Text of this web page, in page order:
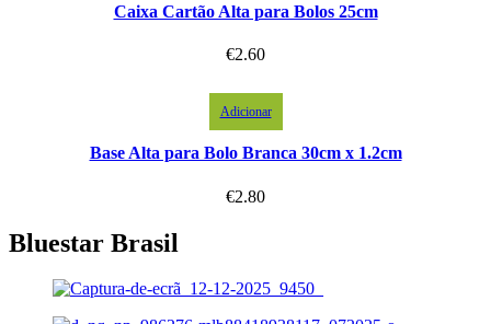
Caixa Cartão Alta para Bolos 25cm
€2.60
Adicionar
Base Alta para Bolo Branca 30cm x 1.2cm
€2.80
Bluestar Brasil